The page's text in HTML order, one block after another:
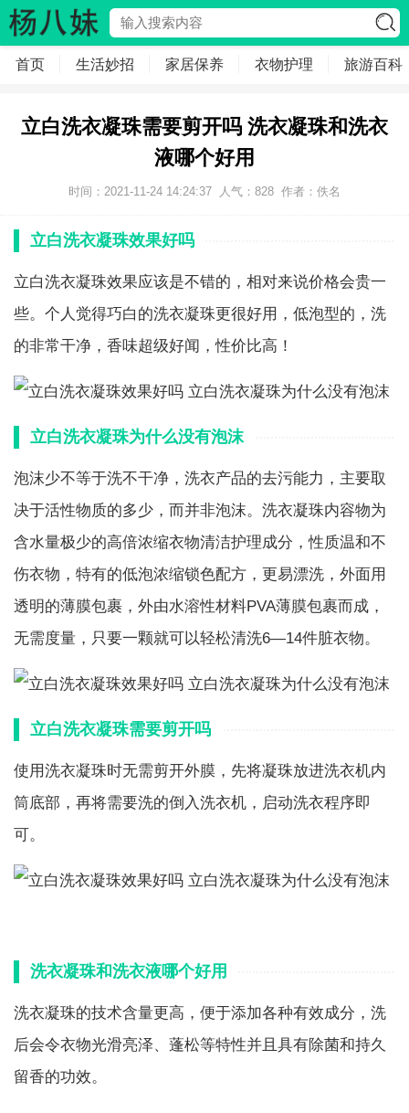
首页 生活妙招 家居保养 衣物护理 旅游百科
立白洗衣凝珠需要剪开吗 洗衣凝珠和洗衣
液哪个好用
时间：2021-11-24 14:24:37 人气： 828 作者： 佚名
立白洗衣凝珠效果好吗
立白洗衣凝珠效果应该是不错的，相对来说价格会贵一
些。个人觉得巧白的洗衣凝珠更很好用，低泡型的，洗
的非常干净，香味超级好闻，性价比高！
立白洗衣凝珠为什么没有泡沫
泡沫少不等于洗不干净，洗衣产品的去污能力，主要取
决于活性物质的多少，而并非泡沫。洗衣凝珠内容物为
含水量极少的高倍浓缩衣物清洁护理成分，性质温和不
伤衣物，特有的低泡浓缩锁色配方，更易漂洗，外面用
透明的薄膜包裹，外由水溶性材料PVA薄膜包裹而成，
无需度量，只要一颗就可以轻松清洗6—14件脏衣物。
立白洗衣凝珠需要剪开吗
使用洗衣凝珠时无需剪开外膜，先将凝珠放进洗衣机内
筒底部，再将需要洗的倒入洗衣机，启动洗衣程序即
可。
洗衣凝珠和洗衣液哪个好用
洗衣凝珠的技术含量更高，便于添加各种有效成分，洗
后会令衣物光滑亮泽、蓬松等特性并且具有除菌和持久
留香的功效。